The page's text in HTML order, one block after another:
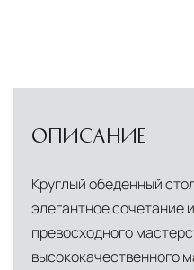
ОПИСАНИЕ
Круглый обеденный
элегантное сочетание
превосходного
высококачественного